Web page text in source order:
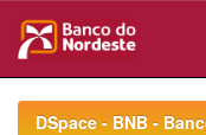
navigationDSpace - BNB -